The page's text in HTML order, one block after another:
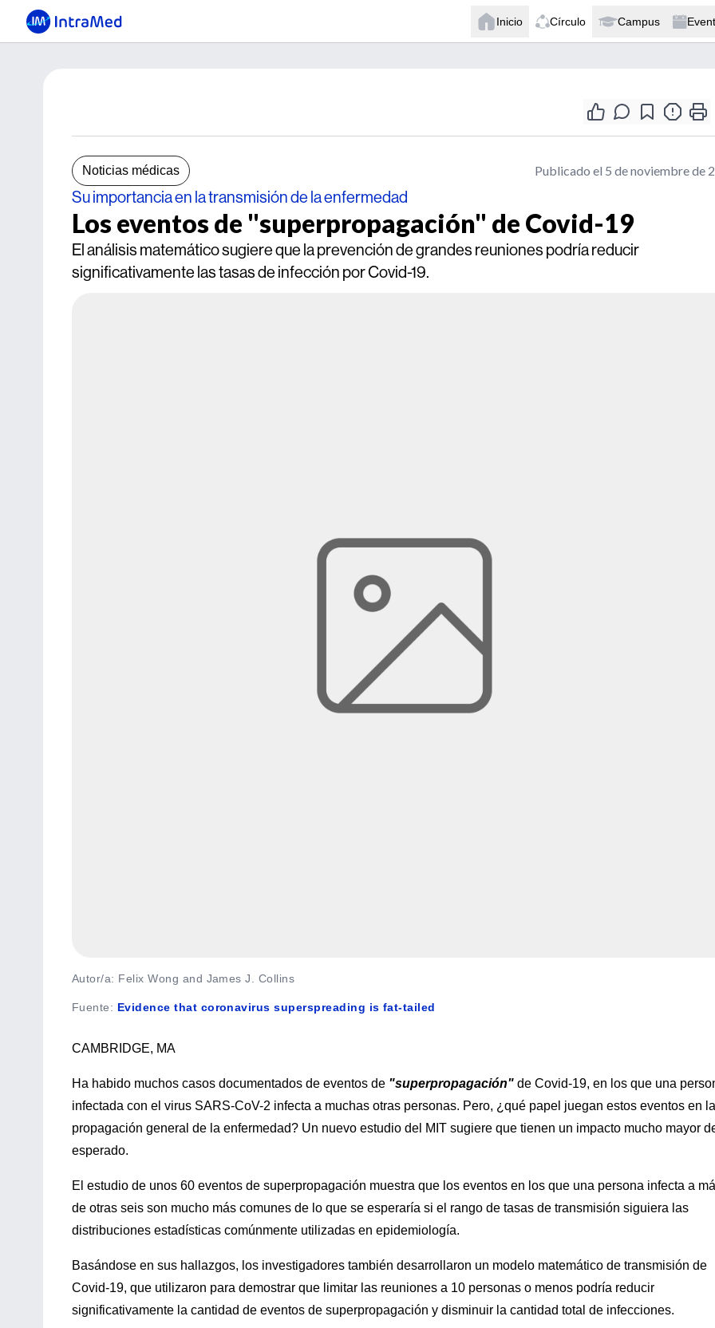
Inicio Círculo Campus
Noticias médicas Publicado el 5 de noviembre de
Su importancia en la transmisión de la enfermedad
Los eventos de "superpropagación" de Covid-19
El análisis matemático sugiere que la prevención de grandes reuniones podría reducir
significativamente las tasas de infección por Covid-19.
Autor/a: Felix Wong and James J. Collins
Fuente: Evidence that coronavirus superspreading is fat-tailed
CAMBRIDGE, MA
Ha habido muchos casos documentados de eventos de "superpropagación" de Covid-19, en los que una
infectada con el virus SARS-CoV-2 infecta a muchas otras personas. Pero, ¿qué papel juegan estos eventos en la
propagación general de la enfermedad? Un nuevo estudio del MIT sugiere que tienen un impacto mucho mayor
esperado.
El estudio de unos 60 eventos de superpropagación muestra que los eventos en los que una persona infecta a
de otras seis son mucho más comunes de lo que se esperaría si el rango de tasas de transmisión siguiera las
distribuciones estadísticas comúnmente utilizadas en epidemiología.
Basándose en sus hallazgos, los investigadores también desarrollaron un modelo matemático de transmisión de
Covid-19, que utilizaron para demostrar que limitar las reuniones a 10 personas o menos podría reducir
significativamente la cantidad de eventos de superpropagación y disminuir la cantidad total de infecciones.